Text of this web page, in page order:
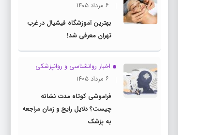
۶ مرداد ۱۴۰۵
بهترین آموزشگاه فیشیال در غرب
تهران معرفی شد!
اخبار روانشناسی و روانپزشكی
۶ مرداد ۱۴۰۵
فراموشی کوتاه مدت نشانه
چیست؟ دلایل رایج و زمان مراجعه
به پزشک